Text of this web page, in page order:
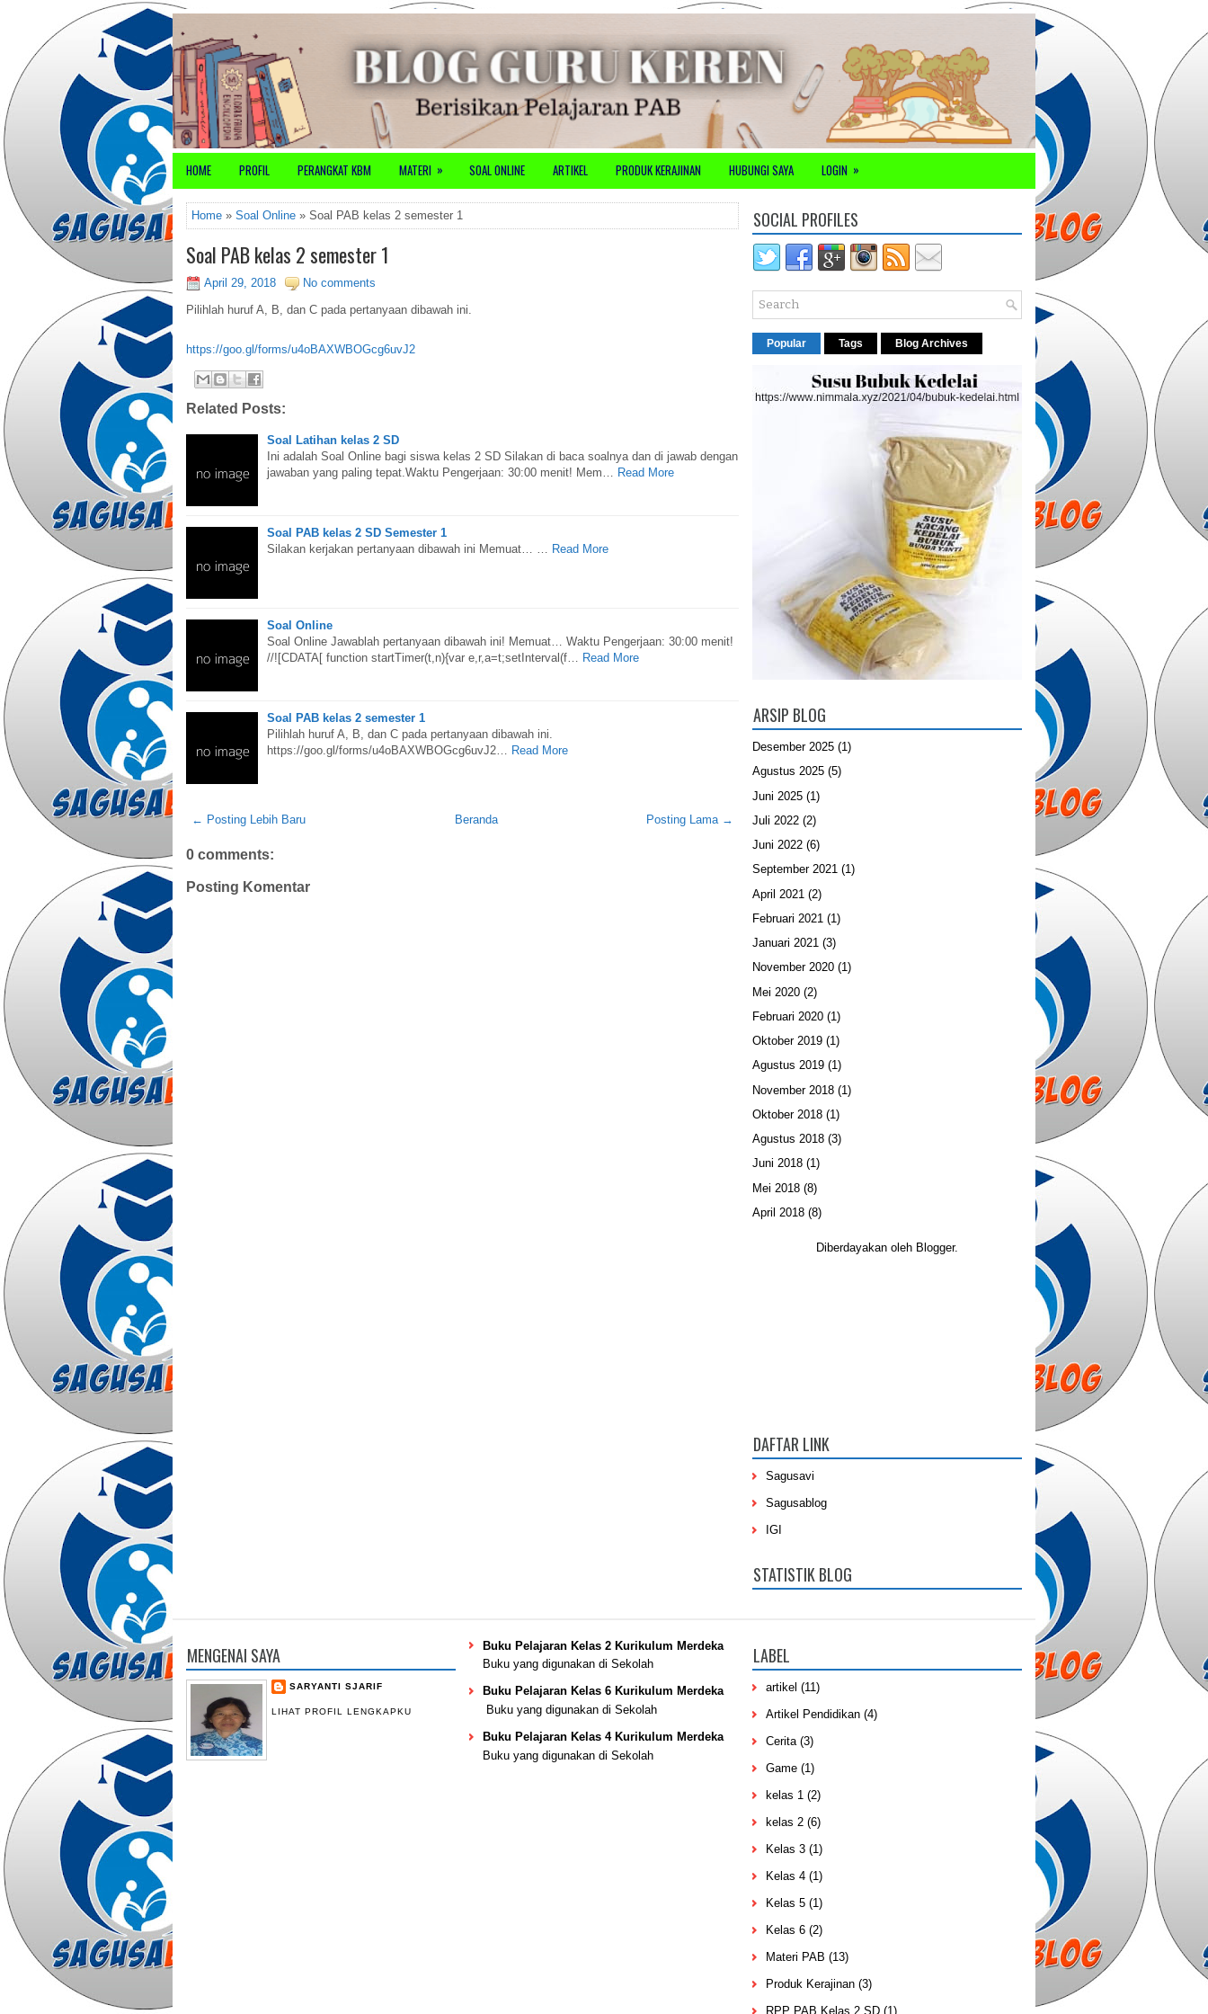
HOME PROFIL PERANGKAT KBM MATERI » SOAL ONLINE ARTIKEL PRODUK KERAJINAN HUBUNGI SAYA LOGIN »
Home » Soal Online » Soal PAB kelas 2 semester 1
Soal PAB kelas 2 semester 1
April 29, 2018
No comments
Pilihlah huruf A, B, dan C pada pertanyaan dibawah ini.
https://goo.gl/forms/u4oBAXWBOGcg6uvJ2
Related Posts:
Soal Latihan kelas 2 SD
Ini adalah Soal Online bagi siswa kelas 2 SD Silakan di baca soalnya dan di jawab dengan
jawaban yang paling tepat.Waktu Pengerjaan: 30:00 menit! Mem…
Read More
Soal PAB kelas 2 SD Semester 1
Silakan kerjakan pertanyaan dibawah ini Memuat… …
Read More
Soal Online
Soal Online Jawablah pertanyaan dibawah ini! Memuat… Waktu Pengerjaan: 30:00 menit!
//![CDATA[ function startTimer(t,n){var e,r,a=t;setInterval(f…
Read More
Soal PAB kelas 2 semester 1
Pilihlah huruf A, B, dan C pada pertanyaan dibawah ini.
https://goo.gl/forms/u4oBAXWBOGcg6uvJ2…
Read More
← Posting Lebih Baru Posting Lama →
Beranda
0 comments:
Posting Komentar
SOCIAL PROFILES
Popular Tags Blog Archives
ARSIP BLOG
Desember 2025 (1)
Agustus 2025 (5)
Juni 2025 (1)
Juli 2022 (2)
Juni 2022 (6)
September 2021 (1)
April 2021 (2)
Februari 2021 (1)
Januari 2021 (3)
November 2020 (1)
Mei 2020 (2)
Februari 2020 (1)
Oktober 2019 (1)
Agustus 2019 (1)
November 2018 (1)
Oktober 2018 (1)
Agustus 2018 (3)
Juni 2018 (1)
Mei 2018 (8)
April 2018 (8)
Diberdayakan oleh Blogger.
DAFTAR LINK
Sagusavi
Sagusablog
IGI
STATISTIK BLOG
MENGENAI SAYA
SARYANTI SJARIF
LIHAT PROFIL LENGKAPKU
Buku Pelajaran Kelas 2 Kurikulum Merdeka
Buku yang digunakan di Sekolah
Buku Pelajaran Kelas 6 Kurikulum Merdeka
Buku yang digunakan di Sekolah
Buku Pelajaran Kelas 4 Kurikulum Merdeka
Buku yang digunakan di Sekolah
LABEL
artikel (11)
Artikel Pendidikan (4)
Cerita (3)
Game (1)
kelas 1 (2)
kelas 2 (6)
Kelas 3 (1)
Kelas 4 (1)
Kelas 5 (1)
Kelas 6 (2)
Materi PAB (13)
Produk Kerajinan (3)
RPP PAB Kelas 2 SD (1)